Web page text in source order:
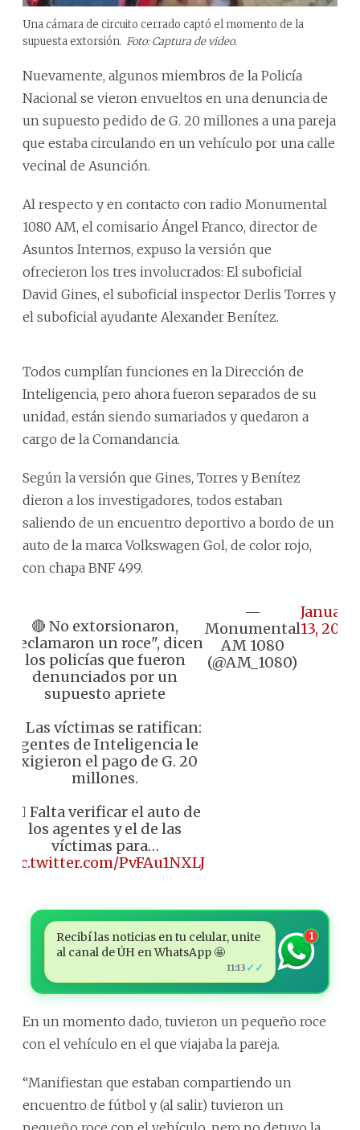
Una cámara de circuito cerrado captó el momento de la
supuesta extorsión. Foto: Captura de video.
Nuevamente, algunos miembros de la Policía
Nacional se vieron envueltos en una denuncia de
un supuesto pedido de G. 20 millones a una pareja
que estaba circulando en un vehículo por una calle
vecinal de Asunción.
Al respecto y en contacto con radio Monumental
1080 AM, el comisario Ángel Franco, director de
Asuntos Internos, expuso la versión que
ofrecieron los tres involucrados: El suboficial
David Gines, el suboficial inspector Derlis Torres y
el suboficial ayudante Alexander Benítez.
Todos cumplían funciones en la Dirección de
Inteligencia, pero ahora fueron separados de su
unidad, están siendo sumariados y quedaron a
cargo de la Comandancia.
Según la versión que Gines, Torres y Benítez
dieron a los investigadores, todos estaban
saliendo de un encuentro deportivo a bordo de un
auto de la marca Volkswagen Gol, de color rojo,
con chapa BNF 499.
🔴 No extorsionaron,
"reclamaron un roce", dicen
los policías que fueron
denunciados por un
supuesto apriete
🔸 Las víctimas se ratifican:
agentes de Inteligencia le
exigieron el pago de G. 20
millones.
👉🏼 Falta verificar el auto de
los agentes y el de las
víctimas para…
pic.twitter.com/PvFAu1NXLJ
—
Monumental
AM 1080
(@AM_1080)
January
13, 2025
Recibí las noticias en tu celular, unite
al canal de ÚH en WhatsApp 🤩
11:13 ✓✓
1
En un momento dado, tuvieron un pequeño roce
con el vehículo en el que viajaba la pareja.
“Manifiestan que estaban compartiendo un
encuentro de fútbol y (al salir) tuvieron un